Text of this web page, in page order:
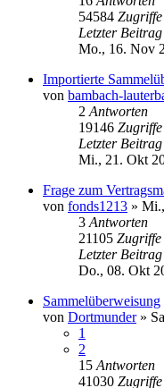
54584 Zugriffe
Letzter Beitrag
Mo., 16. Nov
Importierte
von bambach-
2 Antworten
19146 Zugriffe
Letzter Beitrag
Mi., 21. Okt
Frage zum
von fonds1213 »
3 Antworten
21105 Zugriffe
Letzter Beitrag
Do., 08. Okt
Sammelüberweisung
von Dortmunder»
1
2
15 Antworten
41030 Zugriffe